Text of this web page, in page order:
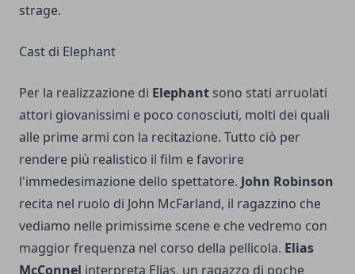
strage.
Cast di Elephant
Per la realizzazione di Elephant sono stati arruolati
attori giovanissimi e poco conosciuti, molti dei quali
alle prime armi con la recitazione. Tutto ciò per
rendere più realistico il film e favorire
l'immedesimazione dello spettatore. John Robinson
recita nel ruolo di John McFarland, il ragazzino che
vediamo nelle primissime scene e che vedremo con
maggior frequenza nel corso della pellicola. Elias
McConnel interpreta Elias, un ragazzo di poche